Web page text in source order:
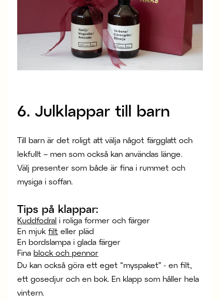
6. Julklappar till barn
Till barn är det roligt att välja något färgglatt och
lekfullt – men som också kan användas länge.
Välj presenter som både är fina i rummet och
mysiga i soffan.
Tips på klappar:
Kuddfodral i roliga former och färger
En mjukfilt eller pläd
En bordslampa i glada färger
Fina block och pennor
Du kan också göra ett eget “myspaket” - en filt,
ett gosedjur och en bok. En klapp som håller hela
vintern.